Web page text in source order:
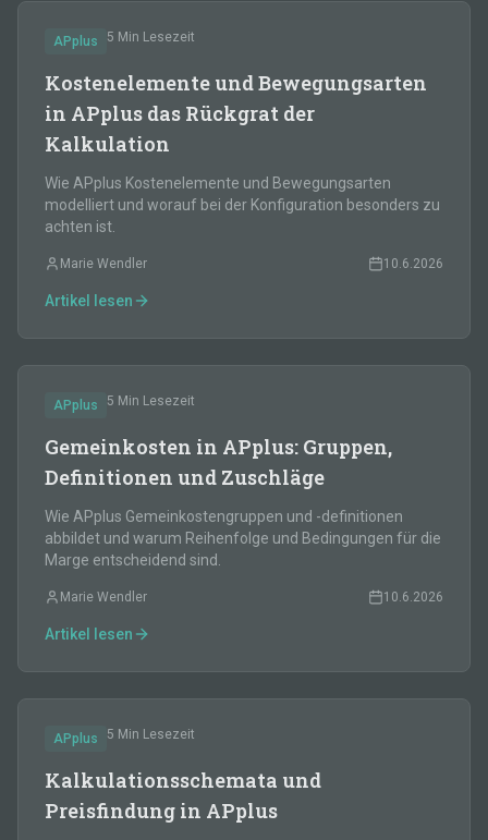
APplus 5 Min Lesezeit
Kostenelemente und Bewegungsarten
in APplus das Rückgrat der
Kalkulation
Wie APplus Kostenelemente und Bewegungsarten
modelliert und worauf bei der Konfiguration besonders zu
achten ist.
Marie Wendler 10.6.2026
Artikel lesen
APplus 5 Min Lesezeit
Gemeinkosten in APplus: Gruppen,
Definitionen und Zuschläge
Wie APplus Gemeinkostengruppen und -definitionen
abbildet und warum Reihenfolge und Bedingungen für die
Marge entscheidend sind.
Marie Wendler 10.6.2026
Artikel lesen
APplus 5 Min Lesezeit
Kalkulationsschemata und
Preisfindung in APplus